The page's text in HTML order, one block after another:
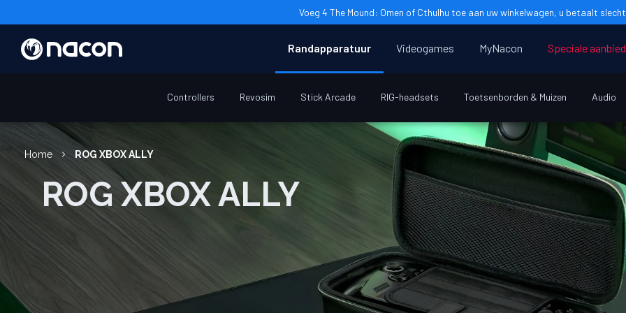
Voeg 4 The Mound: Omen of Cthulhu toe aan uw winkelwagen, u betaalt
Randapparatuur
Controllers Revosim Stick Arcade RIG-headsets Toetsenborden & Muizen Audio
Videogames MyNacon Speciale
Home ROG XBOX ALLY
ROG XBOX ALLY